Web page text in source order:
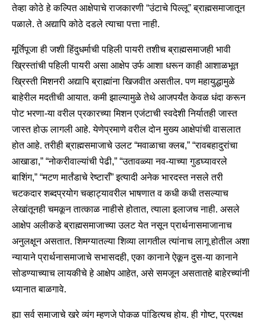
तेव्हा कोठे हे कल्पित आक्षेपाचे राजकारणी “उंटाचे पिल्लू” ब्राह्मसमाजातून
पळाले. ते अद्यापि कोठे दडले त्याचा पत्ता नाही.
मूर्तिपूजा ही जशी हिंदुधर्माची पहिली पायरी तशीच ब्राह्मसमाजही भावी
ख्रिस्तांची पहिली पायरी असा आक्षेप उर्फ आशा धरून काही आशाळभूत
ख्रिस्ती मिशनरी अद्यापि ब्राह्मांना खिजवीत असतील. पण महायुद्धामुळे
बाहेरील मदतीची आयात. कमी झाल्यामुळे तेथे आजपर्यंत केवळ धंदा करून
पोट भरणा-या वरील प्रकारच्या मिशन एजंटाची स्वदेशी निर्यातही जास्त
जास्त होऊ लागली आहे. येणेप्रमाणे वरील दोन मुख्य आक्षेपांची वासलात
होत आहे. तरीही ब्राह्मसमाजाचे उलट “मवाळाचा क्लब,” “रावबहादुरांचा
आखाडा,” “नोकरीवाल्यांची पेढी,” “उतावळ्या नव-याच्या गुडघ्यावरले
बाशिंग,” “मटण मार्तंडाचे रेष्टाराँ” इत्यादी अनेक भारदस्त नसले तरी
चटकदार शब्दप्रयोग चव्हाट्यावरील भाषणात व कधी कधी तसल्याच
लेखांतूनही चमकून तात्काळ नाहीसे होतात, त्याला इलाजच नाही. असले
आक्षेप अलीकडे ब्राह्मसमाजाच्या उलट येत नसून प्रार्थनासमाजानाच
अनुलक्षून असतात. शिमग्यातल्या शिव्या लागतील त्यांनाच लागू होतील अशा
न्यायाने प्रार्थनासमाजाचे सभासदही, एका कानाने ऐकून दुस-या कानाने
सोडण्याच्याच लायकीचे हे आक्षेप आहेत, असे समजून असतातहे बाहेरच्यांनी
ध्यानात बाळगावे.
ह्या सर्व समाजाचे खरे व्यंग म्हणजे पोकळ पांडित्यच होय. ही गोष्ट, प्रत्यक्ष